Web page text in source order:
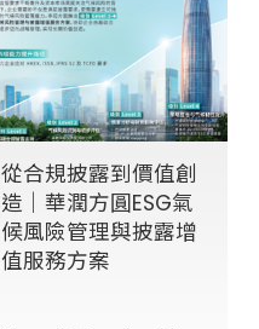
從合規披露到價值創
造｜華潤方圓ESG氣
候風險管理與披露增
值服務方案